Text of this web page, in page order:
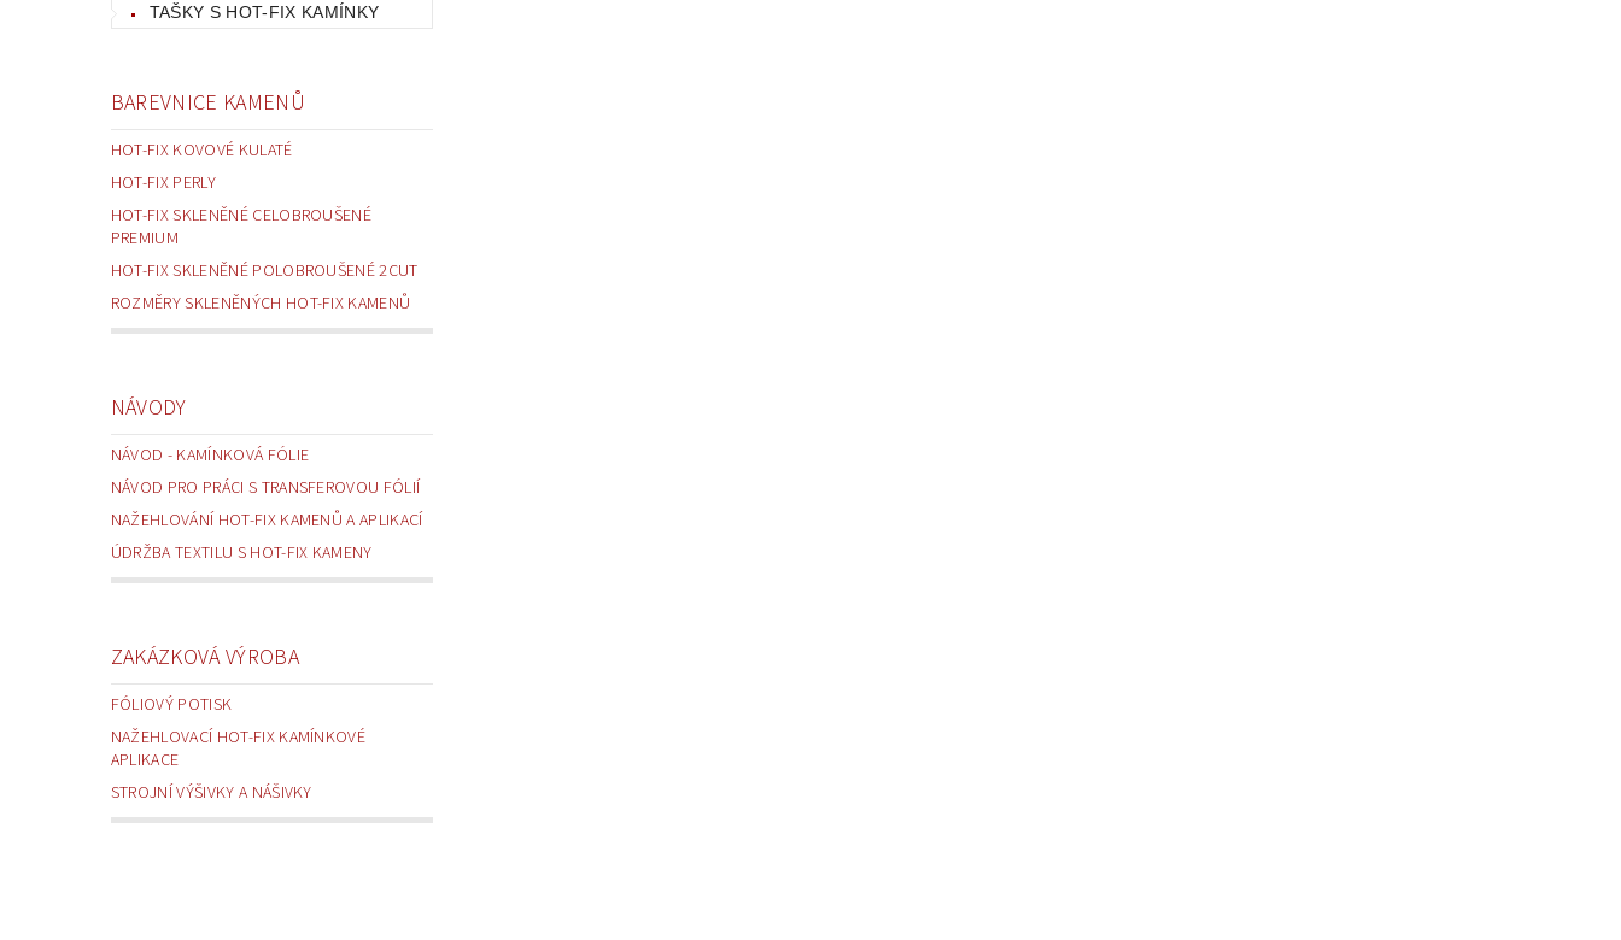
TAŠKY S HOT-FIX KAMÍNKY
BAREVNICE KAMENŮ
HOT-FIX KOVOVÉ KULATÉ
HOT-FIX PERLY
HOT-FIX SKLENĚNÉ CELOBROUŠENÉ
PREMIUM
HOT-FIX SKLENĚNÉ POLOBROUŠENÉ 2CUT
ROZMĚRY SKLENĚNÝCH HOT-FIX KAMENŮ
NÁVODY
NÁVOD - KAMÍNKOVÁ FÓLIE
NÁVOD PRO PRÁCI S TRANSFEROVOU FÓLIÍ
NAŽEHLOVÁNÍ HOT-FIX KAMENŮ A APLIKACÍ
ÚDRŽBA TEXTILU S HOT-FIX KAMENY
ZAKÁZKOVÁ VÝROBA
FÓLIOVÝ POTISK
NAŽEHLOVACÍ HOT-FIX KAMÍNKOVÉ
APLIKACE
STROJNÍ VÝŠIVKY A NÁŠIVKY